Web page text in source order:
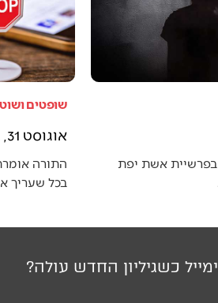
אשת יפת
שופטים
אוגוסט 31, 2022
התורה
בכל שעריך
כשגיליון החדש עולה?